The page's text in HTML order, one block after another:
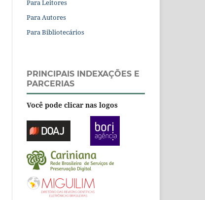
Para Leitores
Para Autores
Para Bibliotecários
PRINCIPAIS INDEXAÇÕES E
PARCERIAS
Você pode clicar nas logos